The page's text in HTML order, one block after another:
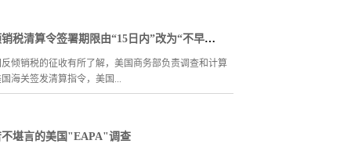
月1日到2024年12月31日，反补贴调查期为2024年1月1
日. 涉案产品的美国海关编码为：7308.90.9590，
。预估倾销幅度501.26 %- 738.98%。 美
（ITC）预计将于2025年3月3日前作出产业损害初裁，
们 0311-85278946，hm@huameiconsulting.com
浅析美国反倾销税清算令签署期限由“15日内”改为“不早于35日”的变化
倾销税的征收有所了解，美国商务部负责调查和计算
海关签发清算指令，美国...
涉案产品的时候已经向美国海关缴纳了反倾销税（业
堪言的美国"EAPA"调查